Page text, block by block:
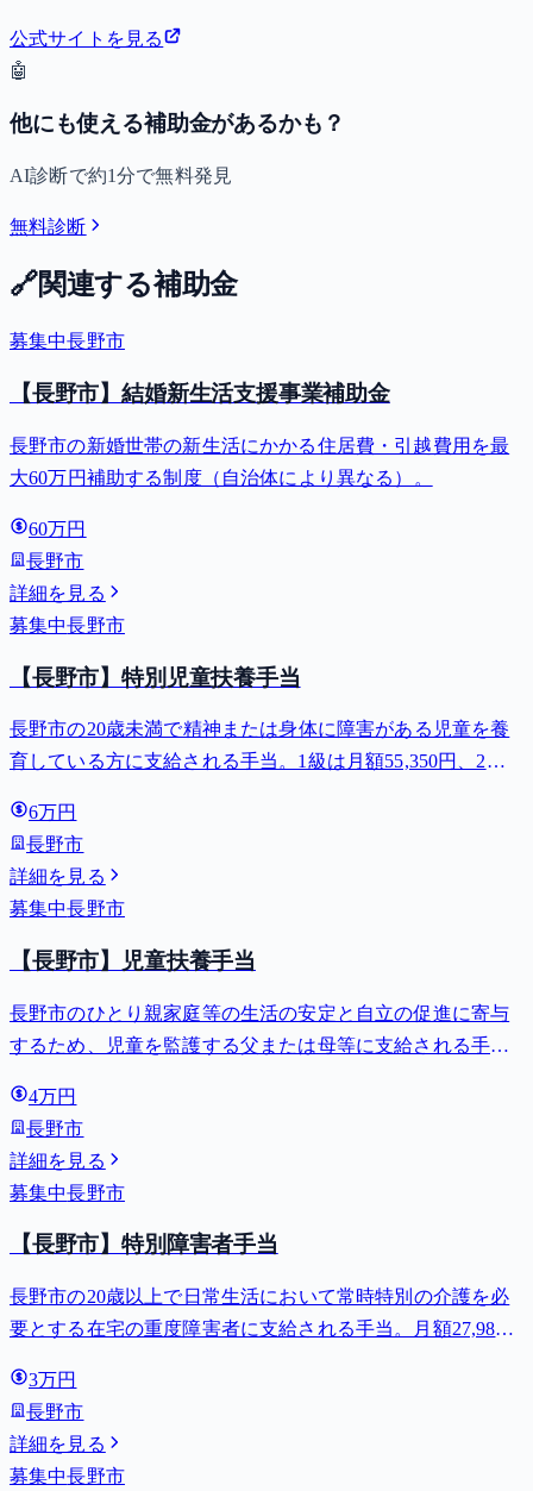
公式サイトを見る
🤖
他にも使える補助金があるかも？
AI診断で約1分で無料発見
無料診断
🔗関連する補助金
募集中長野市
【長野市】結婚新生活支援事業補助金
長野市の新婚世帯の新生活にかかる住居費・引越費用を最
大60万円補助する制度（自治体により異なる）。
60万円
長野市
詳細を見る
募集中長野市
【長野市】特別児童扶養手当
長野市の20歳未満で精神または身体に障害がある児童を養
育している方に支給される手当。1級は月額55,350円、2級
6万円
長野市
詳細を見る
募集中長野市
【長野市】児童扶養手当
長野市のひとり親家庭等の生活の安定と自立の促進に寄与
するため、児童を監護する父または母等に支給される手
4万円
長野市
詳細を見る
募集中長野市
【長野市】特別障害者手当
長野市の20歳以上で日常生活において常時特別の介護を必
要とする在宅の重度障害者に支給される手当。月額27,980
3万円
長野市
詳細を見る
募集中長野市